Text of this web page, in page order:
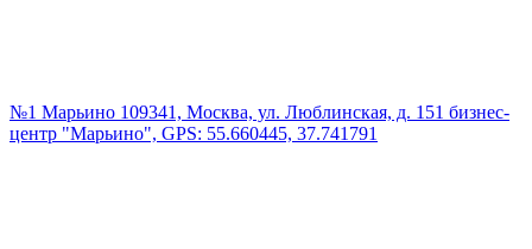
№1 Марьино 109341, Москва, ул. Люблинская, д. 151 бизнес-
центр "Марьино", GPS: 55.660445, 37.741791